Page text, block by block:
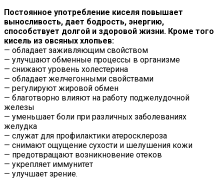
Постоянное употребление киселя повышает
выносливость, дает бодрость, энергию,
способствует долгой и здоровой жизни. Кроме того
кисель из овсяных хлопьев:
— обладает заживляющим свойством
— улучшают обменные процессы в организме
— снижают уровень холестерина
— обладает желчегонными свойствами
— регулируют жировой обмен
— благотворно влияют на работу поджелудочной
железы
— уменьшает боли при различных заболеваниях
желудка
— служат для профилактики атеросклероза
— снимают ощущение сухости и шелушения кожи
— предотвращают возникновение отеков
— укрепляет иммунитет
— улучшает зрение.